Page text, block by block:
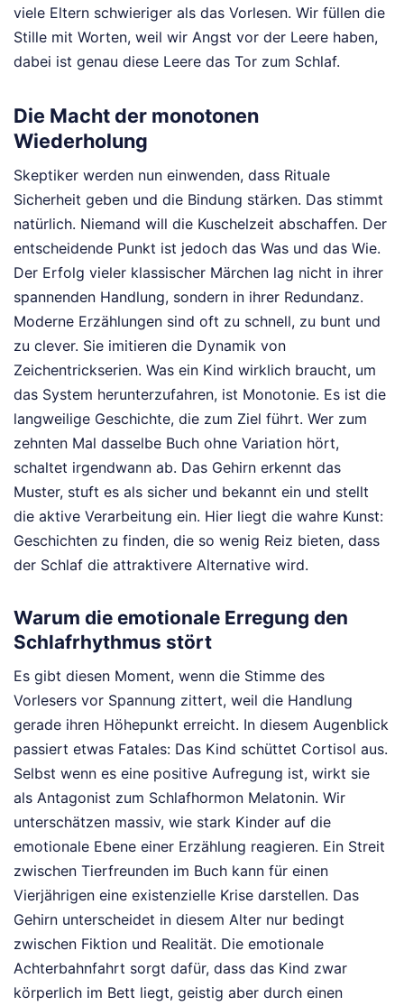
viele Eltern schwieriger als das Vorlesen. Wir füllen die
Stille mit Worten, weil wir Angst vor der Leere haben,
dabei ist genau diese Leere das Tor zum Schlaf.
Die Macht der monotonen
Wiederholung
Skeptiker werden nun einwenden, dass Rituale
Sicherheit geben und die Bindung stärken. Das stimmt
natürlich. Niemand will die Kuschelzeit abschaffen. Der
entscheidende Punkt ist jedoch das Was und das Wie.
Der Erfolg vieler klassischer Märchen lag nicht in ihrer
spannenden Handlung, sondern in ihrer Redundanz.
Moderne Erzählungen sind oft zu schnell, zu bunt und
zu clever. Sie imitieren die Dynamik von
Zeichentrickserien. Was ein Kind wirklich braucht, um
das System herunterzufahren, ist Monotonie. Es ist die
langweilige Geschichte, die zum Ziel führt. Wer zum
zehnten Mal dasselbe Buch ohne Variation hört,
schaltet irgendwann ab. Das Gehirn erkennt das
Muster, stuft es als sicher und bekannt ein und stellt
die aktive Verarbeitung ein. Hier liegt die wahre Kunst:
Geschichten zu finden, die so wenig Reiz bieten, dass
der Schlaf die attraktivere Alternative wird.
Warum die emotionale Erregung den
Schlafrhythmus stört
Es gibt diesen Moment, wenn die Stimme des
Vorlesers vor Spannung zittert, weil die Handlung
gerade ihren Höhepunkt erreicht. In diesem Augenblick
passiert etwas Fatales: Das Kind schüttet Cortisol aus.
Selbst wenn es eine positive Aufregung ist, wirkt sie
als Antagonist zum Schlafhormon Melatonin. Wir
unterschätzen massiv, wie stark Kinder auf die
emotionale Ebene einer Erzählung reagieren. Ein Streit
zwischen Tierfreunden im Buch kann für einen
Vierjährigen eine existenzielle Krise darstellen. Das
Gehirn unterscheidet in diesem Alter nur bedingt
zwischen Fiktion und Realität. Die emotionale
Achterbahnfahrt sorgt dafür, dass das Kind zwar
körperlich im Bett liegt, geistig aber durch einen